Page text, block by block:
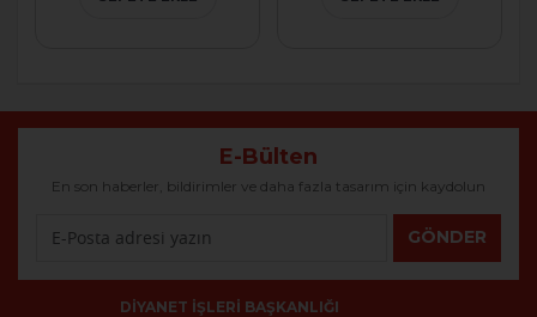
E-Bülten
En son haberler, bildirimler ve daha fazla tasarım için kaydolun
GÖNDER
DIYANET İŞLERI BAŞKANLIĞI